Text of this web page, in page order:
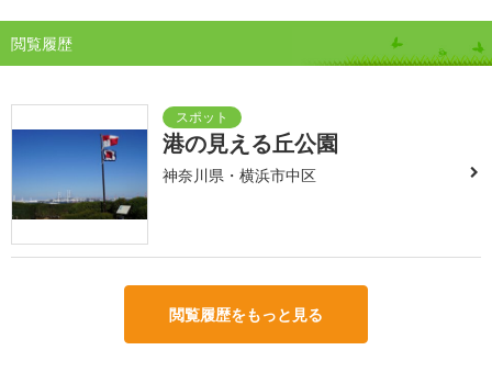
閲覧履歴
港の見える丘公園
神奈川県・横浜市中区
閲覧履歴をもっと見る